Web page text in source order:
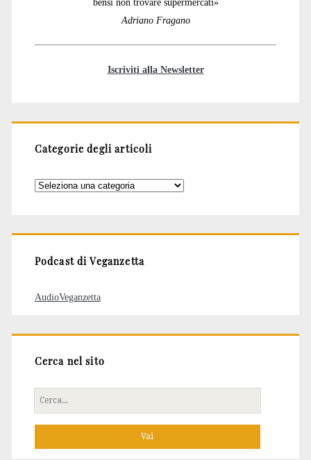
Adriano Fragano
Iscriviti alla Newsletter
Categorie degli articoli
Categorie
Podcast di Veganzetta
AudioVeganzetta
Cerca nel sito
Cerca
per: